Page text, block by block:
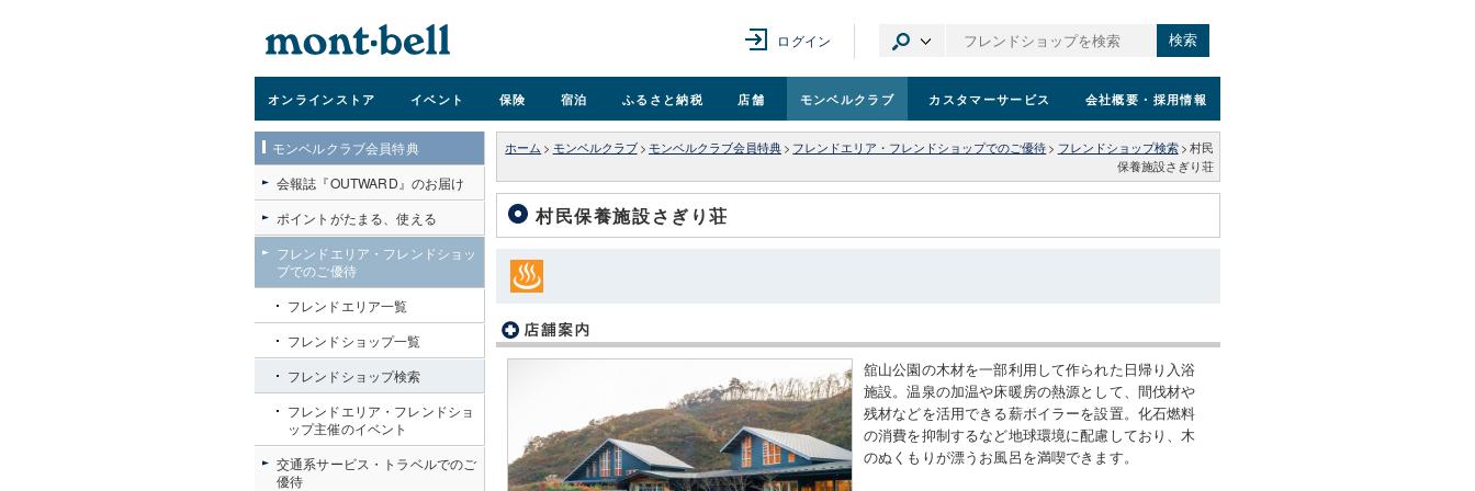
ログイン 検索
オンラインストア イベント 保険 宿泊 ふるさと納税 店舗 モンベルクラブ カスタマーサービス 会社概要 ・採用情報
ホーム > モンベルクラブ > モンベルクラブ会員特典 > フレンドエリア・フレンドショップでのご優待 > フレンドショップ検索 > 村民
保養施設さぎり荘
村民保養施設さぎり荘
舘山公園の木材を一部利用して作られた日帰り入浴
施設。温泉の加温や床暖房の熱源として、間伐材や
残材などを活用できる薪ボイラーを設置。化石燃料
の消費を抑制するなど地球環境に配慮しており、木
のぬくもりが漂うお風呂を満喫できます。
モンベルクラブ会員特典
会報誌『OUTWARD』のお届け
ポイントがたまる、使える
フレンドエリア・フレンドショッ
プでのご優待
フレンドエリア一覧
フレンドショップ一覧
フレンドショップ検索
フレンドエリア・フレンドショ
ップ主催のイベント
交通系サービス・トラベルでのご
優待